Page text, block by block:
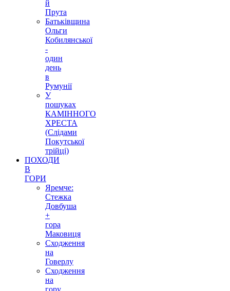
й
Прута
Батьківщина
Ольги
Кобилянської
-
один
день
в
Румунії
У
пошуках
КАМІННОГО
ХРЕСТА
(Слідами
Покутської
трійці)
ПОХОДИ
В
ГОРИ
Яремче:
Стежка
Довбуша
+
гора
Маковиця
Сходження
на
Говерлу
Сходження
на
гору